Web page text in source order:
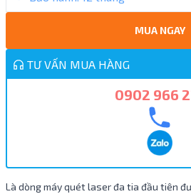
MUA NGAY
TƯ VẤN MUA HÀNG
0902 966
Là dòng máy quét laser đa tia đầu tiên